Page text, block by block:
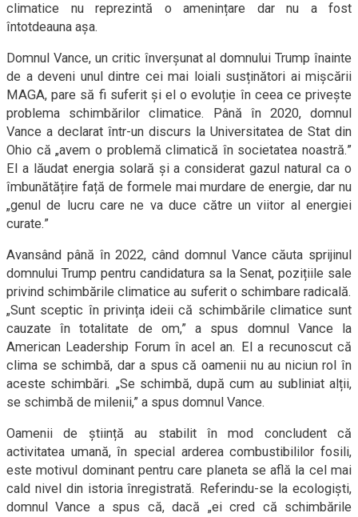
climatice nu reprezintă o amenințare dar nu a fost
întotdeauna așa.
Domnul Vance, un critic înverșunat al domnului Trump înainte
de a deveni unul dintre cei mai loiali susținători ai mișcării
MAGA, pare să fi suferit și el o evoluție în ceea ce privește
problema schimbărilor climatice. Până în 2020, domnul
Vance a declarat într-un discurs la Universitatea de Stat din
Ohio că „avem o problemă climatică în societatea noastră.”
El a lăudat energia solară și a considerat gazul natural ca o
îmbunătățire față de formele mai murdare de energie, dar nu
„genul de lucru care ne va duce către un viitor al energiei
curate.”
Avansând până în 2022, când domnul Vance căuta sprijinul
domnului Trump pentru candidatura sa la Senat, pozițiile sale
privind schimbările climatice au suferit o schimbare radicală.
„Sunt sceptic în privința ideii că schimbările climatice sunt
cauzate în totalitate de om,” a spus domnul Vance la
American Leadership Forum în acel an. El a recunoscut că
clima se schimbă, dar a spus că oamenii nu au niciun rol în
aceste schimbări. „Se schimbă, după cum au subliniat alții,
se schimbă de milenii,” a spus domnul Vance.
Oamenii de știință au stabilit în mod concludent că
activitatea umană, în special arderea combustibililor fosili,
este motivul dominant pentru care planeta se află la cel mai
cald nivel din istoria înregistrată. Referindu-se la ecologiști,
domnul Vance a spus că, dacă „ei cred că schimbările